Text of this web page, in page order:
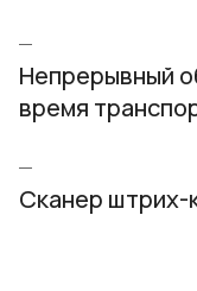
Непрерывный
время
Сканер штрих-